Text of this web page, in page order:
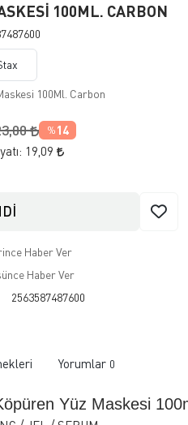
100ML. CARBON
100Ml. Carbon
% 14
19,09
Haber Ver
Haber Ver
2563587487600
Yorumlar 0
Yüz Maskesi